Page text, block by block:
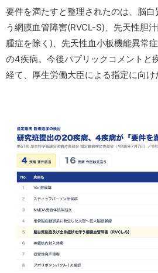
要件を満たすと整理されたのは、脳
う網膜血管障害(RVCL-S)、先天性胆
腫症を除く)、先天性血小板機能異常
の4疾病。今後パブリックコメントと
経て、厚生労働大臣による指定に向け